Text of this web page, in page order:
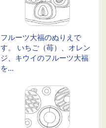
フルーツ大福のぬりえで
す。 いちご（苺）、オレン
ジ、キウイのフルーツ大福
を...